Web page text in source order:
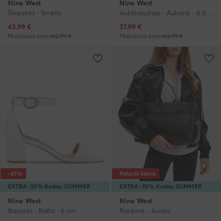
Nine West
Šlepetės · Smėlio
Dabartinė kaina
43,99 €
Mažiausia kaina62,99 €
Nine West
Dabartinė kaina
37,99 €
Mažiausia kaina43,99 €
EXTRA -25% Kodas: SUMMER
-41%
Nine West
Basutės · Balta · 6 cm
EXTRA -25% Kodas: SUMMER
Palanki kaina
Nine West
Rankinė · Juoda